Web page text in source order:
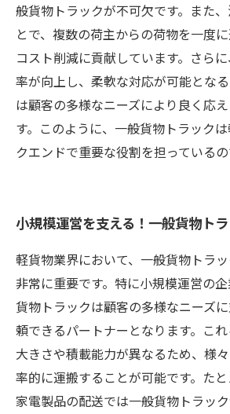
般貨物トラックが不可欠です。また
とで、複数の荷主からの荷物を一度に
コスト削減に貢献しています。さら
率が向上し、柔軟な対応が可能とな
は顧客の多様なニーズにより良く応
す。このように、一般貨物トラック
クエンドで重要な役割を担っているの
小規模運営を支える！一般貨物ト
軽貨物業界において、一般貨物トラ
非常に重要です。特に小規模運営の
貨物トラックは顧客の多様なニーズ
頼できるパートナーとなります。これ
大きさや積載能力が異なるため、様
率的に運搬することが可能です。た
家電製品の配送では一般貨物トラッ